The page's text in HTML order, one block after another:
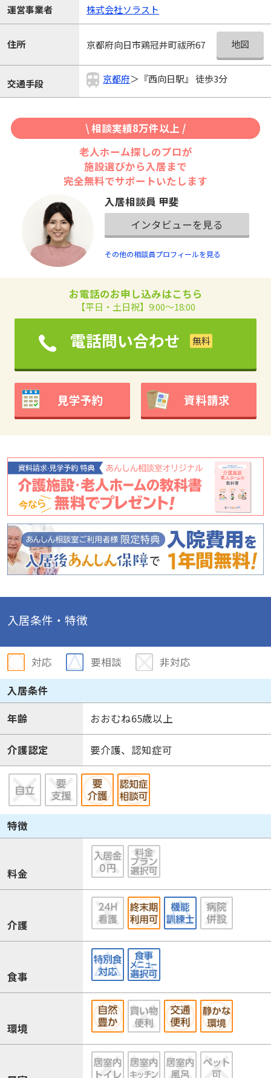
運営事業者 株式会社ソラスト
住所 京都府向日市鶏冠井町祓所67 地図
交通手段 京都府＞『西向日駅』 徒歩3分
\ 相談実績8万件以上 /
老人ホーム探しのプロが
施設選びから入居まで
完全無料でサポートいたします
入居相談員 甲斐
インタビューを見る
その他の相談員プロフィールを見る
お電話のお申し込みはこちら
【平日・土日祝】9:00～18:00
電話問い合わせ
見学予約 資料請求
入居条件・特徴
対応 要相談
非対応
入居条件
年齢
おおむね65歳以上
介護認定 要介護、認知症可
特徴
料金
介護
食事
環境